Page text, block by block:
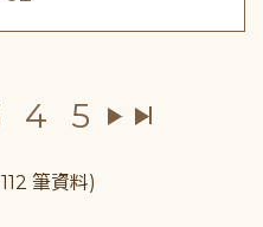
4 5
筆資料)